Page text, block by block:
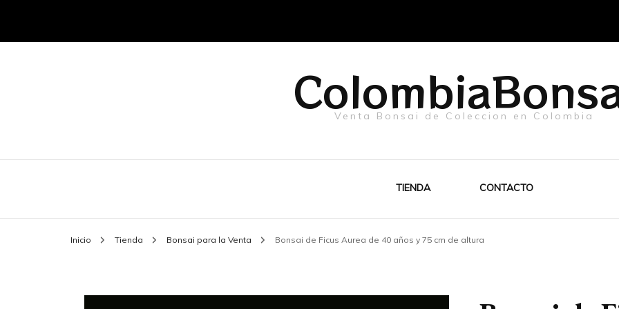
Venta Bonsai de Coleccion en Colombia
TIENDA CONTACTO
Inicio Tienda Bonsai para la Venta Bonsai de Ficus Aurea de 40 años y 75 cm de altura